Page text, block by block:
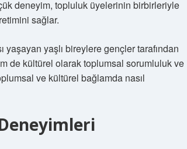
deneyim, topluluk üyelerinin birbirleriyle
sağlar.
yaşlı bireylere gençler tarafından
de kültürel olarak toplumsal sorumluluk ve
ve kültürel bağlamda nasıl